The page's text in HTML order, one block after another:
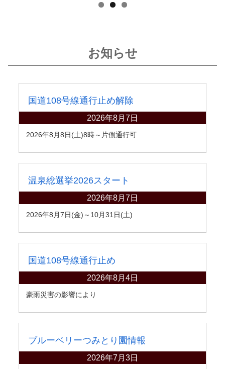
お知らせ
国道108号線通行止め解除
2026年8月7日
2026年8月8日(土)8時～片側通行可
温泉総選挙2026スタート
2026年8月7日
2026年8月7日(金)～10月31日(土)
国道108号線通行止め
2026年8月4日
豪雨災害の影響により
ブルーベリーつみとり園情報
2026年7月3日